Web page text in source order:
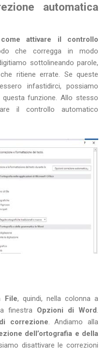
automatica
come attivare il controllo
che corregga in modo
sottolineando parole,
ritiene errate. Se queste
infastidirci, possiamo
funzione. Allo stesso
il controllo automatico
File, quindi, nella colonna a
finestra Opzioni di Word.
correzione. Andiamo alla
dell’ortografia e della
disattivare le correzioni